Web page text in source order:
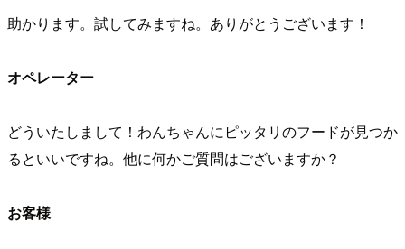
助かります。試してみますね。ありがとうございます！
オペレーター
どういたしまして！わんちゃんにピッタリのフードが見つか
るといいですね。他に何かご質問はございますか？
お客様